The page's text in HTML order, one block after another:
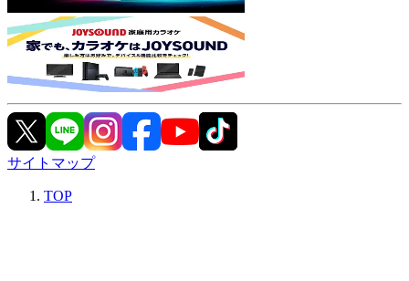
サイトマップ
TOP